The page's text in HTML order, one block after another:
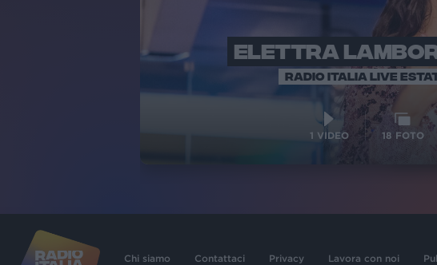
ELETTRA
RADIO ITALIA LIVE
1 VIDEO 18 FOTO
Chi siamo Contattaci Privacy Lavora con noi